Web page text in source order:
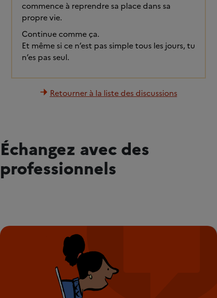
commence à reprendre sa place dans sa
propre vie.
Continue comme ça.
Et même si ce n’est pas simple tous les jours, tu
n’es pas seul.
Retourner à la liste des discussions
Échangez avec des
professionnels